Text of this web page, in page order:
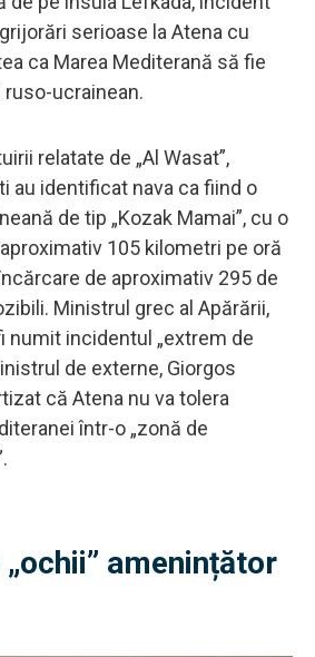
serioase la Atena cu
ca Marea Mediterană să fie
ucrainean.
relatate de „Al Wasat”,
au identificat nava ca fiind o
de tip „Kozak Mamai”, cu o
105 kilometri pe oră
de aproximativ 295 de
Ministrul grec al Apărării,
numit incidentul „extrem de
de externe, Giorgos
că Atena nu va tolera
într-o „zonă de
„ochii” amenințător